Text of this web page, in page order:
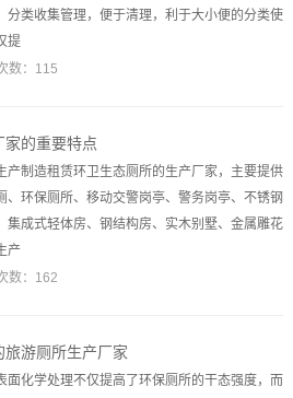
分类收集管理，便于清理，利于大小便的分类使
提
数：115
家的重要特点
产制造租赁环卫生态厕所的生产厂家，主要提供
、环保厕所、移动交警岗亭、警务岗亭、不锈钢
集成式轻体房、钢结构房、实木别墅、金属雕花
产
数：162
游厕所生产厂家
面化学处理不仅提高了环保厕所的干态强度，而